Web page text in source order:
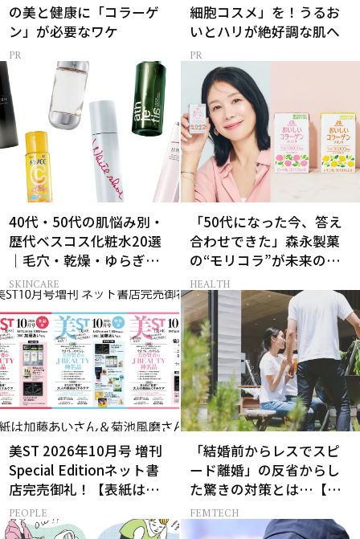
の美と健康に「コラーゲ
ン」が必要なワケ
細胞コスメ」を！うるお
いとハリが絶好調な肌へ
40代・50代の肌悩み別・
歴代ベスコス化粧水20選
｜毛穴・乾燥・ゆらぎな
ど
SKINCARE
「50代になった今、答え
合わせできた」森永製菓
の“モリコラ”が未来のキ
レイを連れてくる！
HEALTH
美ST 2026年10月号 増刊
Special Editionネット書
店完売御礼！【表紙は加
藤あいさん＆菊池風磨さ
ん】
PEOPLE
「結婚前からレスでスピ
ード離婚」の反省からし
た驚きの対策とは…【セ
ックスレス AND THE
CITY -女たちの告白-】
FEMTECH